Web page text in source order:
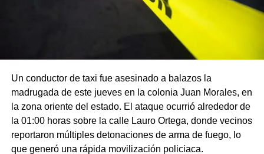
Un conductor de taxi fue asesinado a balazos la
madrugada de este jueves en la colonia Juan Morales, en
la zona oriente del estado. El ataque ocurrió alrededor de
la 01:00 horas sobre la calle Lauro Ortega, donde vecinos
reportaron múltiples detonaciones de arma de fuego, lo
que generó una rápida movilización policiaca.